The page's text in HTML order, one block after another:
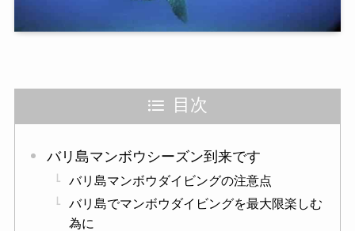
目次
バリ島マンボウシーズン到来です
バリ島マンボウダイビングの注意点
バリ島でマンボウダイビングを最大限楽しむ
為に